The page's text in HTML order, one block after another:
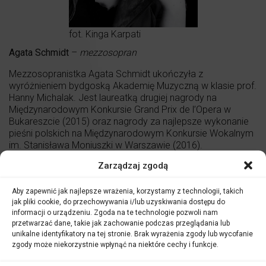
Zarządzaj zgodą
Aby zapewnić jak najlepsze wrażenia, korzystamy z technologii, takich
jak pliki cookie, do przechowywania i/lub uzyskiwania dostępu do
informacji o urządzeniu. Zgoda na te technologie pozwoli nam
przetwarzać dane, takie jak zachowanie podczas przeglądania lub
unikalne identyfikatory na tej stronie. Brak wyrażenia zgody lub wycofanie
zgody może niekorzystnie wpłynąć na niektóre cechy i funkcje.
fot. Kinga Karpati
Agata Schmidt – mezzosopran
Mezzosopranistka Agata Schmidt ukończyła z
wyróżnieniem bydgoską Akademię Muzyczną w klasie prof.
Hanny Michalak. Jest laureatką drugiej nagrody na
Międzynarodowym Konkursie Grand Prix de l’Opera w
Bukareszcie (2015) oraz nagrody za najlepsze wykonanie
pieśni polskich na Międzynarodowym Konkursie Wokalnym
im. Stanisława Moniuszki w Warszawie (2016).
Artystka była uczestniczką Akademii Operowej przy
pod opieką Anity Garanči, a w latach 2011-2014 Atelier
Lyrique Opery Paryskiej. W Opéra Garnier zadebiutowała
tytułową rolą wOrfeuszu i EurydyceW. Ch. Glucka w
inscenizacji Piny Bausch. Za tę rolę otrzymała dwie
prestiżowe nagrody: Prix L’AROP i Prix Carpeaux dla
najlepszego młodego śpiewaka 2014 roku.